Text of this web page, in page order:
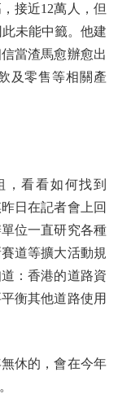
接近12萬人，但
未能中籤。他建
當渣馬愈辦愈出
及零售等相關產
看看如何找到
日在記者會上回
位一直研究各種
道等擴大活動規
：香港的道路資
衡其他道路使用
休的，會在今年